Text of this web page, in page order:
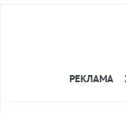
РЕКЛАМА